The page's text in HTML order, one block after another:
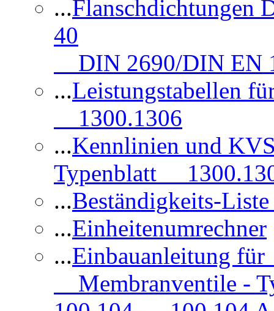
...
40
DIN 2690/DIN EN
...Leistungstabellen
1300.1306
...Kennlinien und
Typenblatt
...Beständigkeits-
...Einheitenumrechner
...Einbauanleitung
Membranventile -